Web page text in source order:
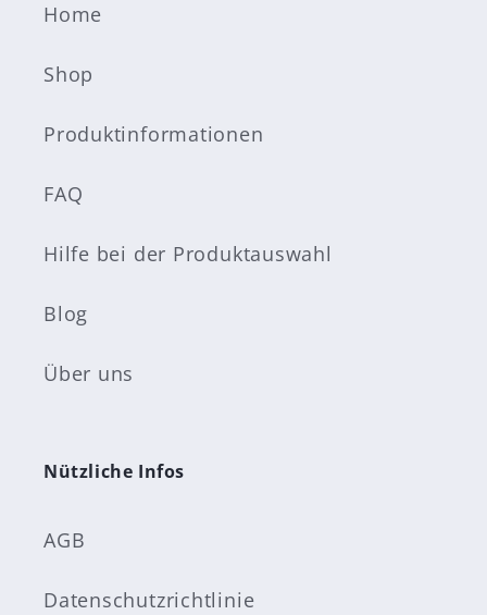
Home
Shop
Produktinformationen
FAQ
Hilfe bei der Produktauswahl
Blog
Über uns
Nützliche Infos
AGB
Datenschutzrichtlinie